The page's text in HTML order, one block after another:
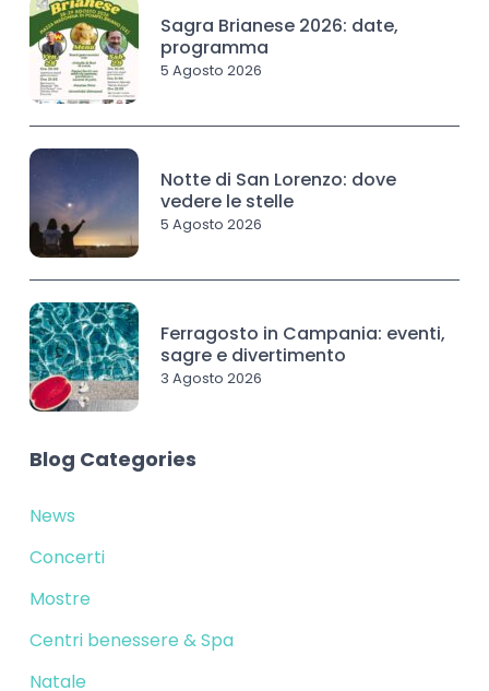
Sagra Brianese 2026: date,
programma
5 Agosto 2026
Notte di San Lorenzo: dove
vedere le stelle
5 Agosto 2026
Ferragosto in Campania: eventi,
sagre e divertimento
3 Agosto 2026
Blog Categories
News
Concerti
Mostre
Centri benessere & Spa
Natale